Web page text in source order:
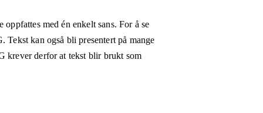
med én enkelt sans. For å se
kan også bli presentert på mange
krever derfor at tekst blir brukt som